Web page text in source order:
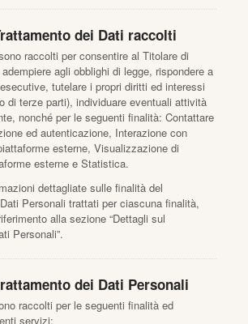
dei Dati raccolti
raccolti per consentire al Titolare di
agli obblighi di legge, rispondere a
tutelare i propri diritti ed interessi
di terze parti), individuare eventuali attività
nonché per le seguenti finalità: Contattare
ed autenticazione, Interazione con
esterne, Visualizzazione di
esterne e Statistica.
dettagliate sulle finalità del
Personali trattati per ciascuna finalità,
alla sezione “Dettagli sul
Personali”.
dei Dati Personali
raccolti per le seguenti finalità ed
servizi: